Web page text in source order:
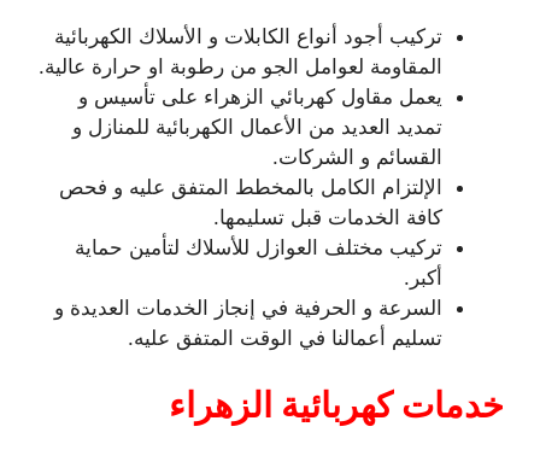
تركيب أجود أنواع الكابلات و الأسلاك الكهربائية
المقاومة لعوامل الجو من رطوبة او حرارة عالية.
يعمل مقاول كهربائي الزهراء على تأسيس و
تمديد العديد من الأعمال الكهربائية للمنازل و
القسائم و الشركات.
الإلتزام الكامل بالمخطط المتفق عليه و فحص
كافة الخدمات قبل تسليمها.
تركيب مختلف العوازل للأسلاك لتأمين حماية
أكبر.
السرعة و الحرفية في إنجاز الخدمات العديدة و
تسليم أعمالنا في الوقت المتفق عليه.
خدمات كهربائية الزهراء